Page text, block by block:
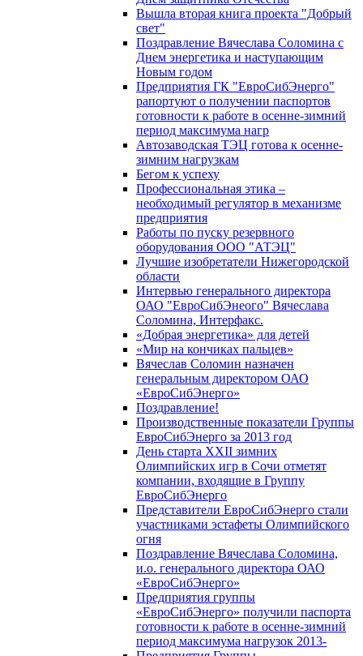
Вышла вторая книга проекта "Добрый
свет"
Поздравление Вячеслава Соломина с
Днем энергетика и наступающим
Новым годом
Предприятия ГК "ЕвроСибЭнерго"
рапортуют о получении паспортов
готовности к работе в осенне-зимний
период максимума нагр
Автозаводская ТЭЦ готова к осенне-
зимним нагрузкам
Бегом к успеху
Профессиональная этика –
необходимый регулятор в механизме
предприятия
Работы по пуску резервного
оборудования ООО "АТЭЦ"
Лучшие изобретатели Нижегородской
области
Интервью генерального директора
ОАО "ЕвроСибЭнеого" Вячеслава
Соломина, Интерфакс.
«Добрая энергетика» для детей
«Мир на кончиках пальцев»
Вячеслав Соломин назначен
генеральным директором ОАО
«ЕвроСибЭнерго»
Поздравление!
Производственные показатели Группы
ЕвроСибЭнерго за 2013 год
День старта XXII зимних
Олимпийских игр в Сочи отметят
компании, входящие в Группу
ЕвроСибЭнерго
Представители ЕвроСибЭнерго стали
участниками эстафеты Олимпийского
огня
Поздравление Вячеслава Соломина,
и.о. генерального директора ОАО
«ЕвроСибЭнерго»
Предприятия группы
«ЕвроСибЭнерго» получили паспорта
готовности к работе в осенне-зимний
период максимума нагрузок 2013-